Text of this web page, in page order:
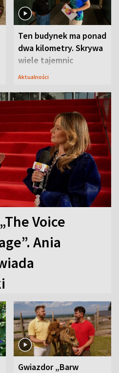
Ten budynek ma ponad
dwa kilometry. Skrywa
wiele tajemnic
Aktualności
Voice
Ania
Gwiazdor „Barw